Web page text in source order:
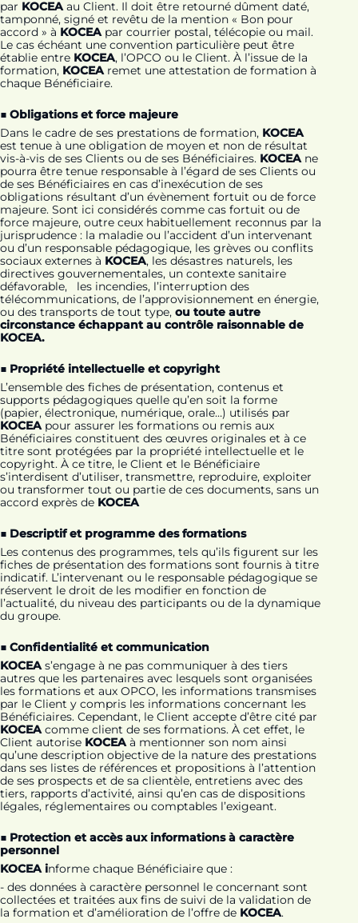
par KOCEAau Client. Il doit être retourné dûment daté,
tamponné, signé et revêtu de la mention « Bon pour
accord » à KOCEApar courrier postal, télécopie ou mail.
Le cas échéant une convention particulière peut être
établie entre KOCEA, l’OPCO ou le Client. À l’issue de la
formation, KOCEAremet une attestation de formation à
chaque Bénéficiaire.
■ Obligations et force majeure
Dans le cadre de ses prestations de formation, KOCEA
est tenue à une obligation de moyen et non de résultat
vis-à-vis de ses Clients ou de ses Bénéficiaires. KOCEAne
pourra être tenue responsable à l’égard de ses Clients ou
de ses Bénéficiaires en cas d’inexécution de ses
obligations résultant d’un évènement fortuit ou de force
majeure. Sont ici considérés comme cas fortuit ou de
force majeure, outre ceux habituellement reconnus par la
jurisprudence : la maladie ou l’accident d’un intervenant
ou d’un responsable pédagogique, les grèves ou conflits
sociaux externes à KOCEA, les désastres naturels, les
directives gouvernementales, un contexte sanitaire
défavorable, les incendies, l’interruption des
télécommunications, de l’approvisionnement en énergie,
ou des transports de tout type, ou toute autre
circonstance échappant au contrôle raisonnable de
KOCEA.
■ Propriété intellectuelle et copyright
L’ensemble des fiches de présentation, contenus et
supports pédagogiques quelle qu’en soit la forme
(papier, électronique, numérique, orale…) utilisés par
KOCEApour assurer les formations ou remis aux
Bénéficiaires constituent des œuvres originales et à ce
titre sont protégées par la propriété intellectuelle et le
copyright. À ce titre, le Client et le Bénéficiaire
s’interdisent d’utiliser, transmettre, reproduire, exploiter
ou transformer tout ou partie de ces documents, sans un
accord exprès de KOCEA
■ Descriptif et programme des formations
Les contenus des programmes, tels qu’ils figurent sur les
fiches de présentation des formations sont fournis à titre
indicatif. L’intervenant ou le responsable pédagogique se
réservent le droit de les modifier en fonction de
l’actualité, du niveau des participants ou de la dynamique
du groupe.
■ Confidentialité et communication
KOCEAs’engage à ne pas communiquer à des tiers
autres que les partenaires avec lesquels sont organisées
les formations et aux OPCO, les informations transmises
par le Client y compris les informations concernant les
Bénéficiaires. Cependant, le Client accepte d’être cité par
KOCEAcomme client de ses formations. À cet effet, le
Client autorise KOCEAà mentionner son nom ainsi
qu’une description objective de la nature des prestations
dans ses listes de références et propositions à l’attention
de ses prospects et de sa clientèle, entretiens avec des
tiers, rapports d’activité, ainsi qu’en cas de dispositions
légales, réglementaires ou comptables l’exigeant.
■ Protection et accès aux informations à caractère
personnel
KOCEA informe chaque Bénéficiaire que :
- des données à caractère personnel le concernant sont
collectées et traitées aux fins de suivi de la validation de
la formation et d’amélioration de l’offre de KOCEA.